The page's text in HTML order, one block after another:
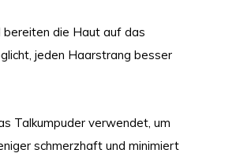
die Haut auf das
jeden Haarstrang besser
Talkumpuder verwendet, um
schmerzhaft und minimiert